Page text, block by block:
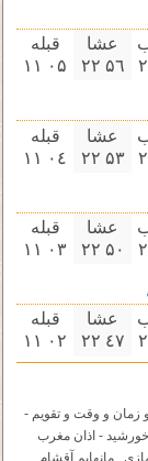
عشا
۵٦ ۲۲
قبله
۰۵ ۱۱
عشا
۵۳ ۲۲
قبله
۰٤ ۱۱
عشا
۵۰ ۲۲
قبله
۰۳ ۱۱
عشا
٤٧ ۲۲
قبله
۰۲ ۱۱
زمان و وقت و تقویم -
- اذان مغرب
. مانهایم آقشام